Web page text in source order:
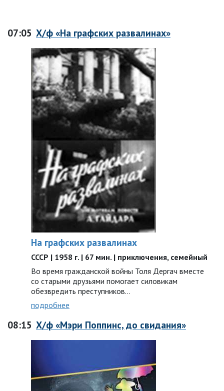
07:05 Х/ф «На графских развалинах»
На графских развалинах
СССР | 1958 г. | 67 мин. | приключения, семейный
Во время гражданской войны Толя Дергач вместе
со старыми друзьями помогает силовикам
обезвредить преступников…
подробнее
08:15 Х/ф «Мэри Поппинс, до свидания»